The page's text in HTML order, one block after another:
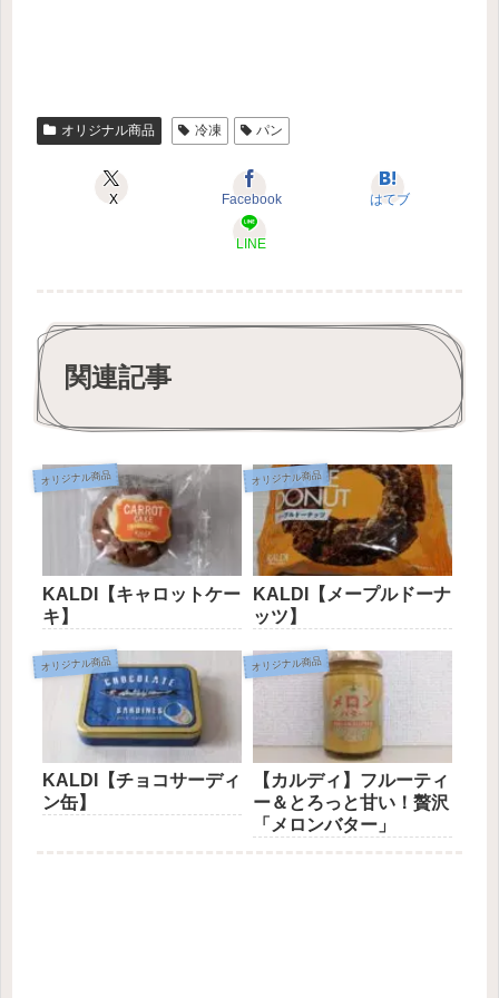
オリジナル商品 冷凍 パン
X Facebook はてブ
LINE
関連記事
オリジナル商品
KALDI【キャロットケー
キ】
オリジナル商品
KALDI【メープルドーナ
ッツ】
オリジナル商品
KALDI【チョコサーディ
ン缶】
オリジナル商品
【カルディ】フルーティ
ー＆とろっと甘い！贅沢
「メロンバター」